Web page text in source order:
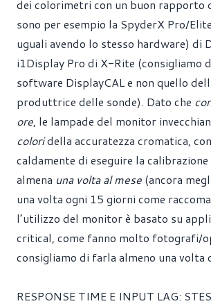
dei colorimetri con un buon rapporto
sono per esempio la SpyderX Pro/Elite
uguali avendo lo stesso hardware) di
i1Display Pro di X-Rite (consigliamo
software DisplayCAL e non quello
produttrice delle sonde). Dato che
ore, le lampade del monitor
coloridella accuratezza cromatica,
caldamente di eseguire la
almena una volta al mese (ancora
una volta ogni 15 giorni come
l’utilizzo del monitor è basato su
critical, come fanno molto fotografi/
consigliamo di farla almeno una volta
RESPONSE TIME E INPUT LAG: